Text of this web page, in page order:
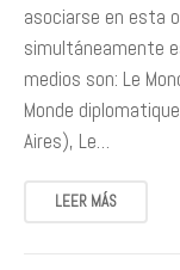
asociarse en esta
simultáneamente
medios son: Le
Monde
Aires), Le…
LEER MÁS